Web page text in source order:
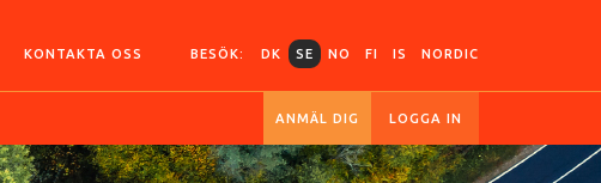
KONTAKTA OSS BESÖK: DK SE NO FI IS NORDIC
ANMÄL DIG LOGGA IN